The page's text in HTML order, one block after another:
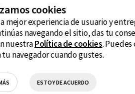
cookies
mejor experiencia de usuario y
navegando el sitio, das tu
nuestraPolítica de cookies. Puedes
navegador cuando gustes.
ESTOY DE ACUERDO